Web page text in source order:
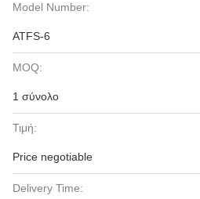
Model Number:
ATFS-6
MOQ:
1 σύνολο
Τιμή:
Price negotiable
Delivery Time: